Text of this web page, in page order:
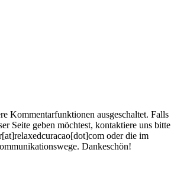
Kommentarfunktionen ausgeschaltet. Falls
Seite geben möchtest, kontaktiere uns bitte
oder die im
Dankeschön!